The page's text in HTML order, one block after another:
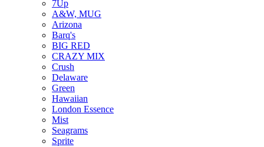
7Up
A&W, MUG
Arizona
Barq's
BIG RED
CRAZY MIX
Crush
Delaware
Green
Hawaiian
London Essence
Mist
Seagrams
Sprite